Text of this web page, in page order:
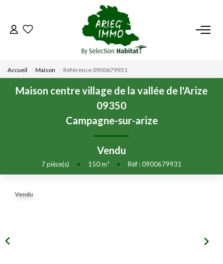
ACCUEIL
NOS BIENS
VENDRE UN BIEN
DÉPOSEZ VOTRE RECHERCHE
NOUS REJOINDRE
Accueil Maison Référence 0900679931
Maison centre village de la vallée de l'Arize
09350
Campagne-sur-arize
Vendu
7pièce(s) • 150m² • Réf : 0900679931
Vendu